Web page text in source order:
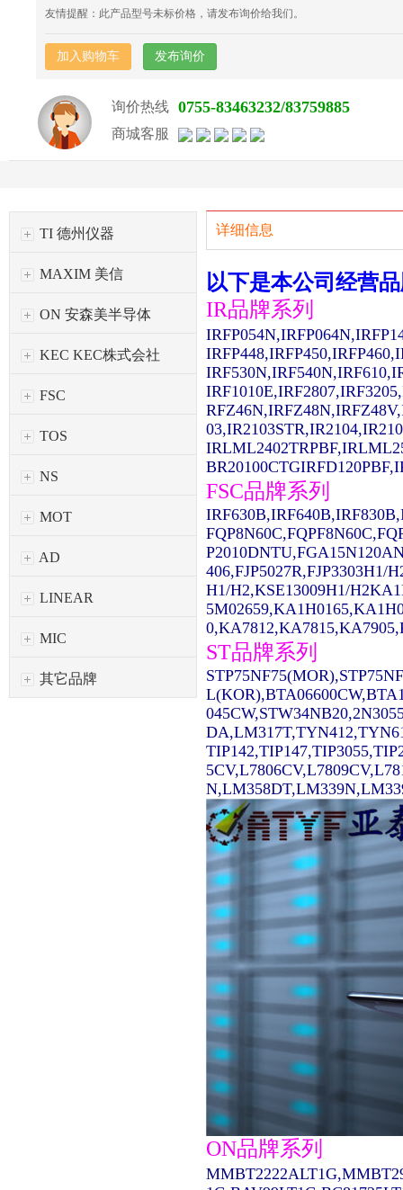
友情提醒：此产品型号未标价格，请发布询价给我们。
加入购物车 发布询价
询价热线 0755-83463232/83759885
商城客服
TI 德州仪器
MAXIM 美信
ON 安森美半导体
KEC KEC株式会社
FSC
TOS
NS
MOT
AD
LINEAR
MIC
其它品牌
详细信息
以下是本公司经营
IR品牌系列
FSC品牌系列
406,FJP5027R,FJP3303H1/
H1/H2,KSE13009H1/
ST品牌系列
ON品牌系列